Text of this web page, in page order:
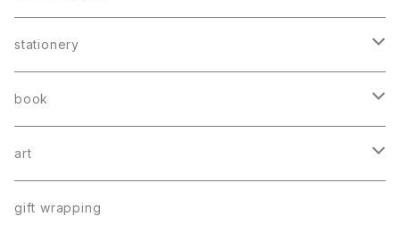
stationery
card
greeting card
postcard
book mark
letter
book
booklet
catalog
art
poster
gift wrapping